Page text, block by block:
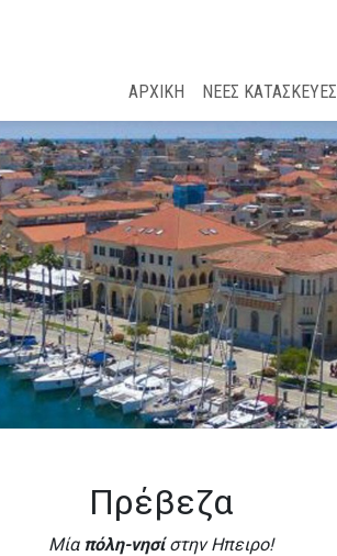
ΑΡΧΙΚΗ ΝΕΕΣ ΚΑΤΑΣΚΕΥΕΣ
Πρέβεζα
Μία πόλη-νησίστην Ηπειρο!